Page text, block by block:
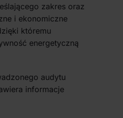
zakres oraz
i ekonomiczne
któremu
energetyczną
audytu
informacje